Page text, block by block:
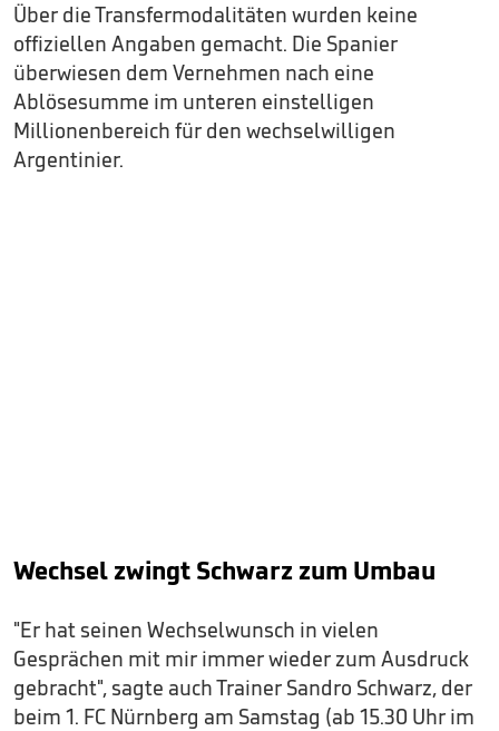
Über die Transfermodalitäten wurden keine
offiziellen Angaben gemacht. Die Spanier
überwiesen dem Vernehmen nach eine
Ablösesumme im unteren einstelligen
Millionenbereich für den wechselwilligen
Argentinier.
Wechsel zwingt Schwarz zum Umbau
"Er hat seinen Wechselwunsch in vielen
Gesprächen mit mir immer wieder zum Ausdruck
gebracht", sagte auch Trainer Sandro Schwarz, der
beim 1. FC Nürnberg am Samstag (ab 15.30 Uhr im